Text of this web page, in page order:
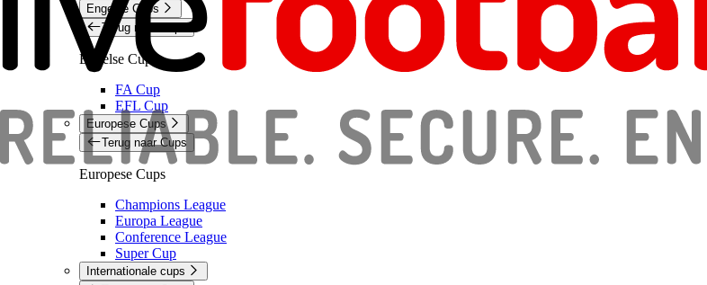
Engelse Cups
Terug naar Cups
Engelse Cups
FA Cup
EFL Cup
Europese Cups
Terug naar Cups
Europese Cups
Champions League
Europa League
Conference League
Super Cup
Internationale cups